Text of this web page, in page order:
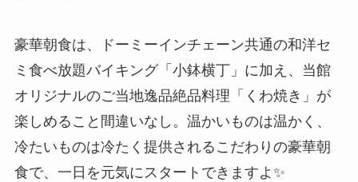
豪華朝食は、ドーミーインチェーン共通の和洋セ
ミ食べ放題バイキング「小鉢横丁」に加え、当館
オリジナルのご当地逸品絶品料理「くわ焼き」が
楽しめること間違いなし。温かいものは温かく、
冷たいものは冷たく提供されるこだわりの豪華朝
食で、一日を元気にスタートできますよ✨